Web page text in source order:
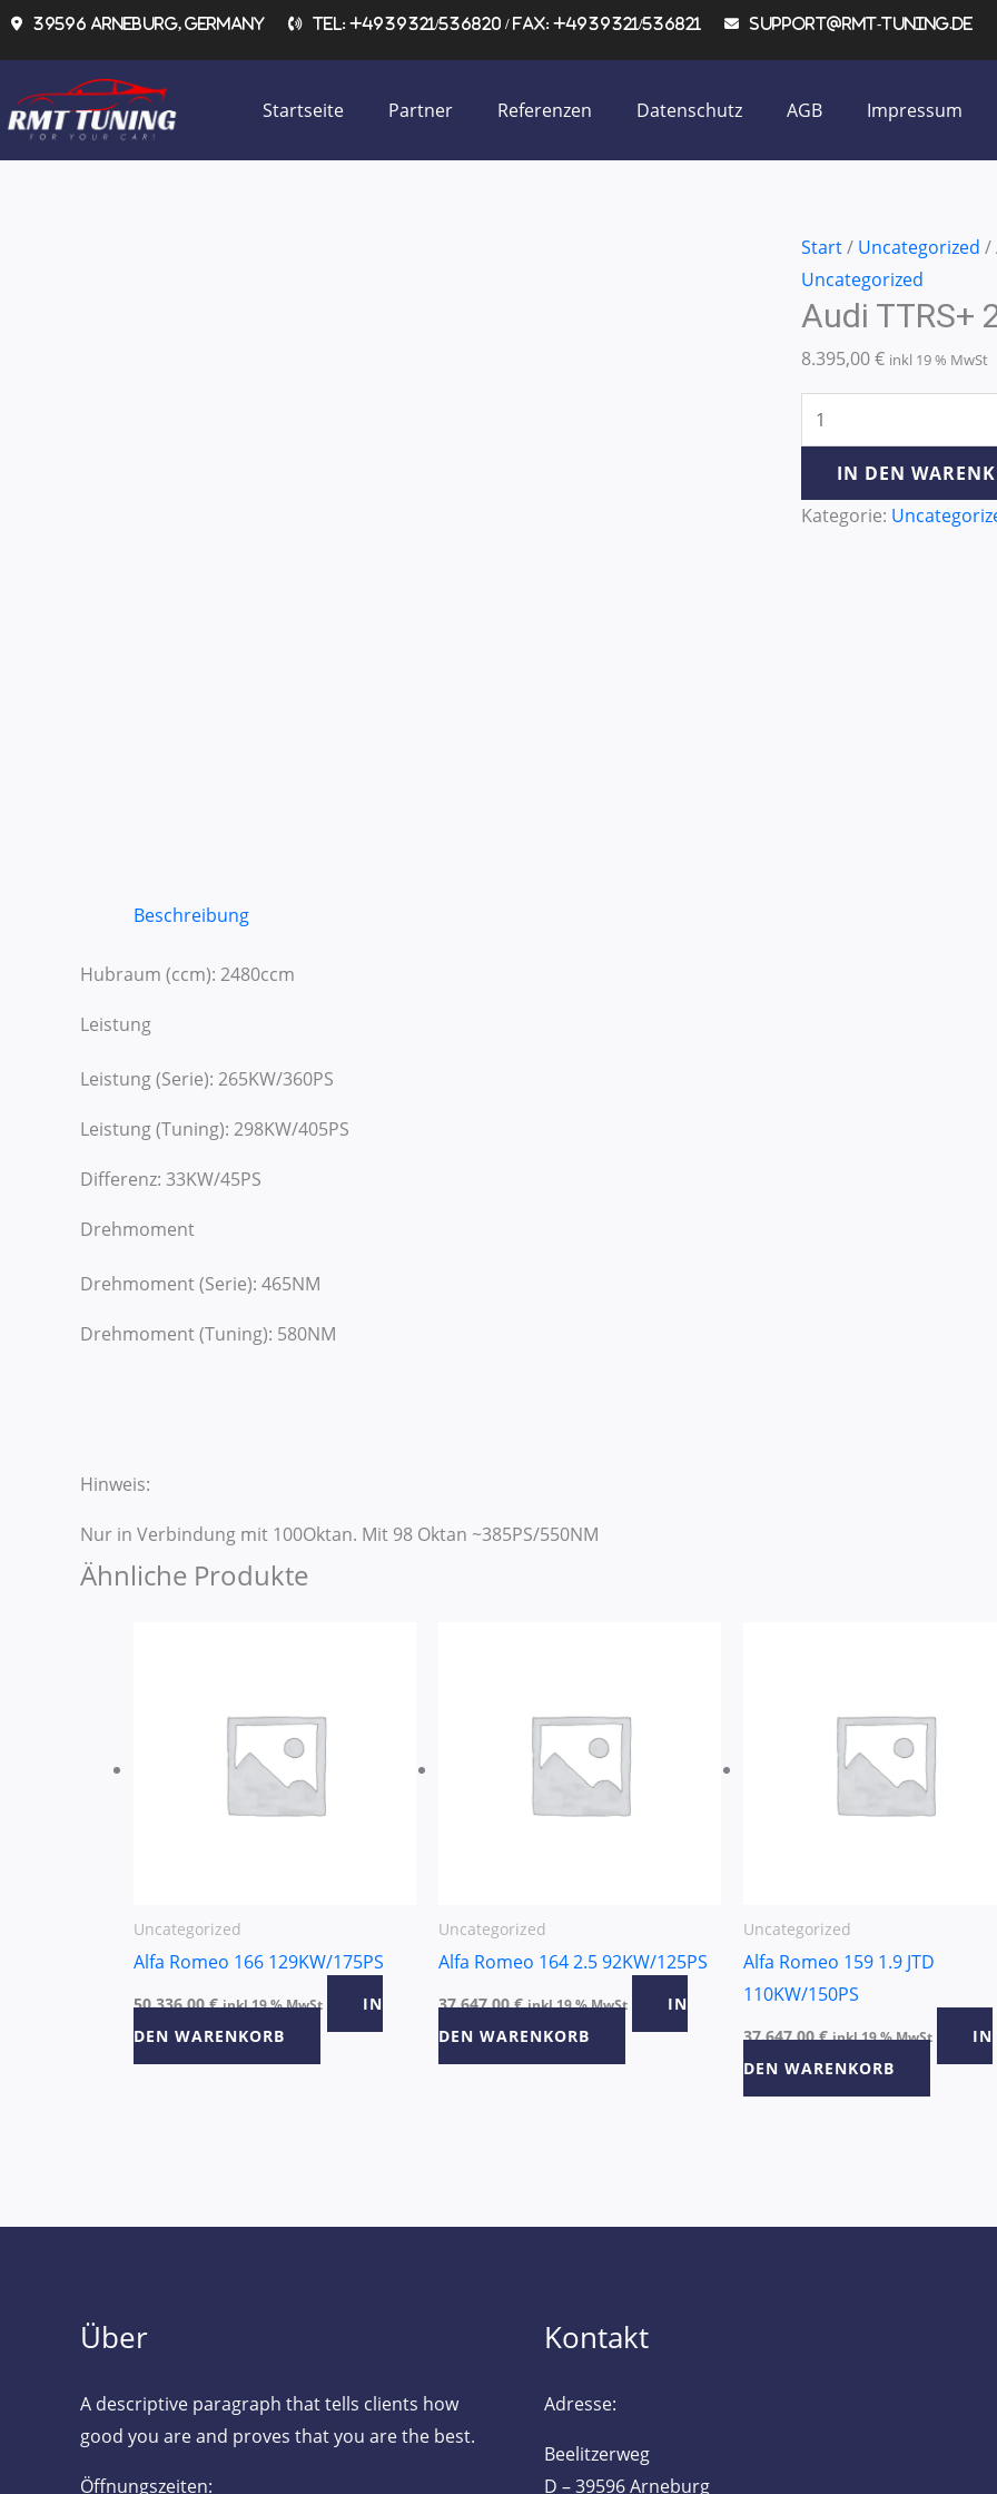
Zum39596 Arneburg, Germany Tel: +4939321/536820 / Fax: +4939321/536821 support@rmt-tuning.de
Startseite Partner Referenzen Datenschutz AGB Impressum
Start/ Uncategorized /
Uncategorized
Audi TTRS+
8.395,00€ inkl 19 % MwSt
Audi
TTRS+
2,5
265KW/360PS
Menge
IN DEN
Kategorie:
Beschreibung
Hubraum (ccm): 2480ccm
Leistung
Leistung (Serie): 265KW/360PS
Leistung (Tuning): 298KW/405PS
Differenz: 33KW/45PS
Drehmoment
Drehmoment (Serie): 465NM
Drehmoment (Tuning): 580NM
Hinweis:
Nur in Verbindung mit 100Oktan. Mit 98 Oktan ~385PS/550NM
Ähnliche Produkte
Uncategorized
Alfa Romeo 166 129KW/175PS
50.336,00€ inkl 19 % MwSt
IN
DEN WARENKORB
Uncategorized
Alfa Romeo 164 2.5 92KW/125PS
37.647,00€ inkl 19 % MwSt
IN
DEN WARENKORB
Uncategorized
Alfa Romeo 159 1.9 JTD
110KW/150PS
37.647,00€ inkl 19 % MwSt
IN
DEN WARENKORB
Über
A descriptive paragraph that tells clients how
good you are and proves that you are the best.
Öffnungszeiten:
Kontakt
Adresse:
Beelitzerweg
D – 39596 Arneburg